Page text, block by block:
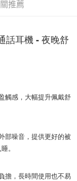
帳。
，可透過四大超商／
，需透過AFTEE先享
顯示為準，若有關於
繫「AFTEE先享後付
support/home
後付」服務完成之交
相關給付款項請求債
推薦
話耳機 - 夜晚舒
觸感，大幅提升佩戴舒
部噪音，提供更好的被
。
擔，長時間使用也不易